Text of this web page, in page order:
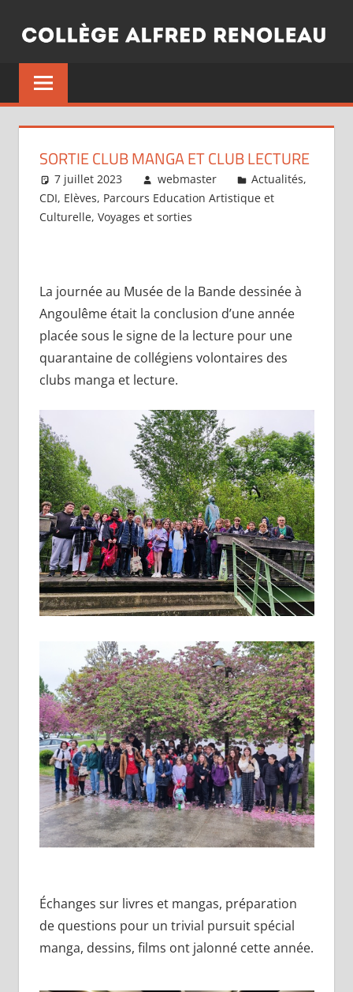
SORTIE CLUB MANGA ET CLUB LECTURE
7 juillet 2023 webmaster Actualités,
CDI, Elèves, Parcours Education Artistique et
Culturelle, Voyages et sorties
La journée au Musée de la Bande dessinée à
Angoulême était la conclusion d’une année
placée sous le signe de la lecture pour une
quarantaine de collégiens volontaires des
clubs manga et lecture.
Échanges sur livres et mangas, préparation
de questions pour un trivial pursuit spécial
manga, dessins, films ont jalonné cette année.